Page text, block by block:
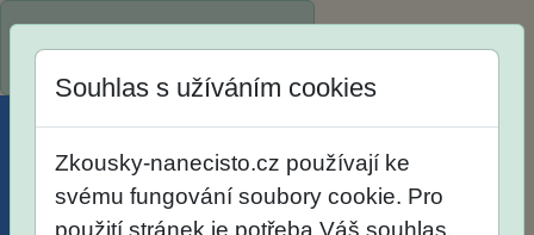
Menu
Souhlas s užíváním cookies
Zkousky-nanecisto.cz používají ke
svému fungování soubory cookie. Pro
použití stránek je potřeba Váš souhlas.